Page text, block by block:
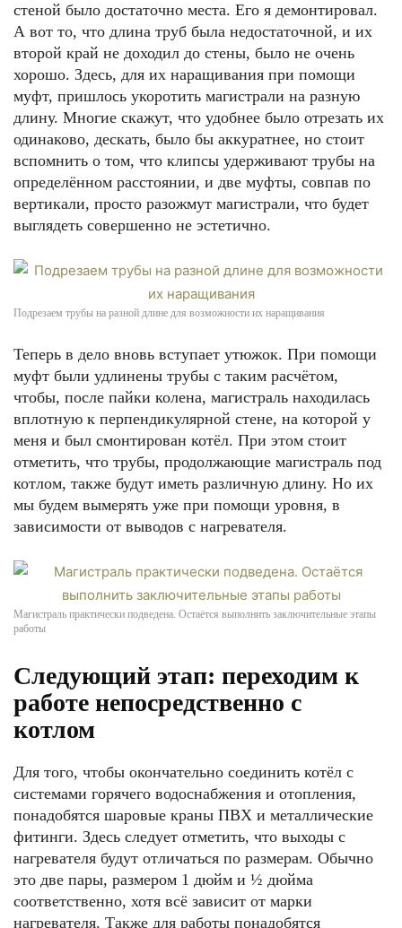
стеной было достаточно места. Его я демонтировал.
А вот то, что длина труб была недостаточной, и их
второй край не доходил до стены, было не очень
хорошо. Здесь, для их наращивания при помощи
муфт, пришлось укоротить магистрали на разную
длину. Многие скажут, что удобнее было отрезать их
одинаково, дескать, было бы аккуратнее, но стоит
вспомнить о том, что клипсы удерживают трубы на
определённом расстоянии, и две муфты, совпав по
вертикали, просто разожмут магистрали, что будет
выглядеть совершенно не эстетично.
Подрезаем трубы на разной длине для возможности их наращивания
Теперь в дело вновь вступает утюжок. При помощи
муфт были удлинены трубы с таким расчётом,
чтобы, после пайки колена, магистраль находилась
вплотную к перпендикулярной стене, на которой у
меня и был смонтирован котёл. При этом стоит
отметить, что трубы, продолжающие магистраль под
котлом, также будут иметь различную длину. Но их
мы будем вымерять уже при помощи уровня, в
зависимости от выводов с нагревателя.
Магистраль практически подведена. Остаётся выполнить заключительные этапы
работы
Следующий этап: переходим к
работе непосредственно с
котлом
Для того, чтобы окончательно соединить котёл с
системами горячего водоснабжения и отопления,
понадобятся шаровые краны ПВХ и металлические
фитинги. Здесь следует отметить, что выходы с
нагревателя будут отличаться по размерам. Обычно
это две пары, размером 1 дюйм и ½ дюйма
соответственно, хотя всё зависит от марки
нагревателя. Также для работы понадобятся